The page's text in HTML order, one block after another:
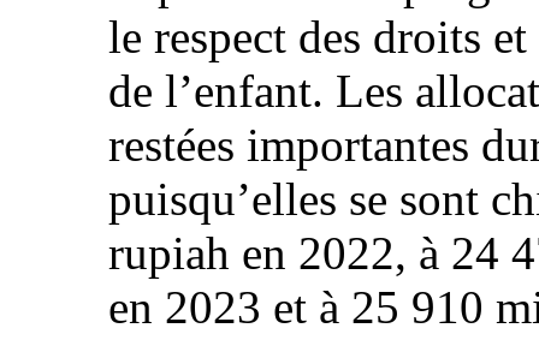
le respect des droits
de l’enfant. Les
restées importantes
puisqu’elles se sont
rupiah en 2022, à 24
en 2023 et à 25 910